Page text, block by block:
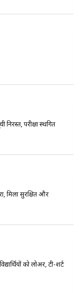
निरस्त, परीक्षा स्थगित
मिला सुरक्षित और
को लोअर, टी-शर्ट